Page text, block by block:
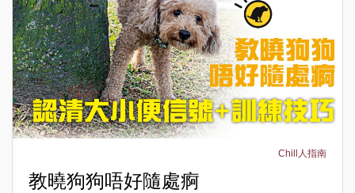
Chill人指南
教曉狗狗唔好隨處痾